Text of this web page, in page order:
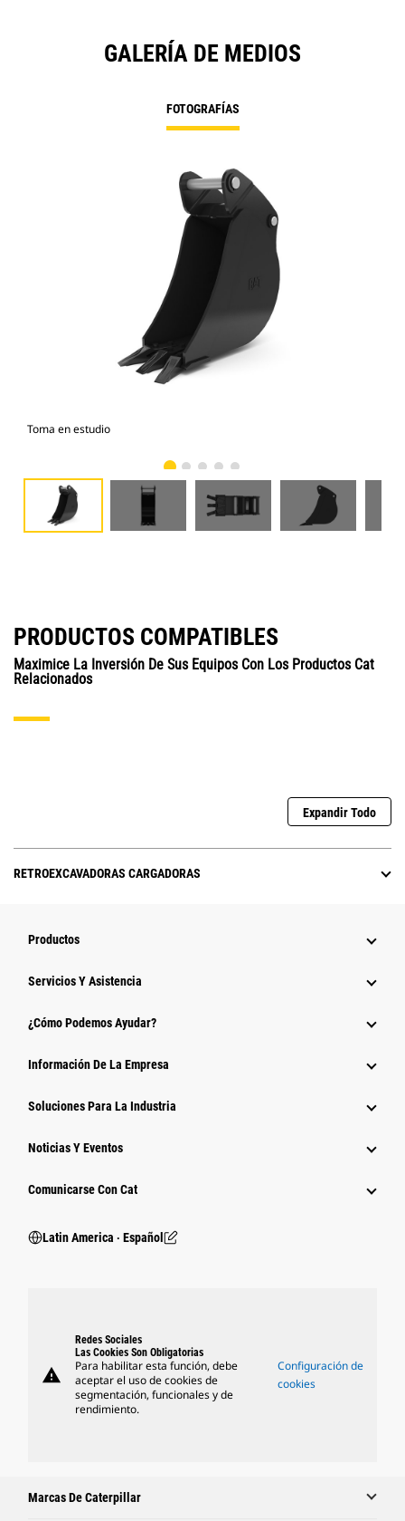
GALERÍA DE MEDIOS
FOTOGRAFÍAS
Toma en estudio
PRODUCTOS COMPATIBLES
Maximice La Inversión De Sus Equipos Con Los Productos Cat
Relacionados
Expandir Todo
RETROEXCAVADORAS CARGADORAS
Productos
Servicios Y Asistencia
¿Cómo Podemos Ayudar?
Información De La Empresa
Soluciones Para La Industria
Noticias Y Eventos
Comunicarse Con Cat
Latin America ‧ Español
warning
Redes Sociales
Las Cookies Son Obligatorias
Para habilitar esta función, debe
aceptar el uso de cookies de
segmentación, funcionales y de
rendimiento.
Configuración de
cookies
Marcas De Caterpillar